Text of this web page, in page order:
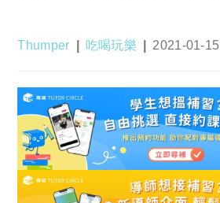
Post
Thumper
Post
吃喝玩樂
Post
2021-01-15